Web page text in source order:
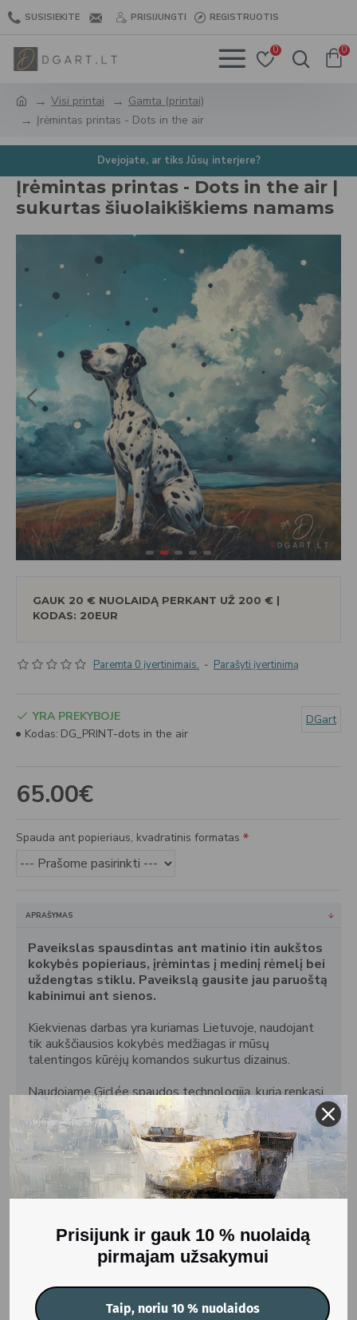
SUSISIEKITE PRISIJUNGTI REGISTRUOTIS
0 0
Visi printai
Gamta (printai)
Įrėmintas printas - Dots in the air
Dvejojate, ar tiks Jūsų interjere?
Įrėmintas printas - Dots in the air |
sukurtas šiuolaikiškiems namams
GAUK 20 € NUOLAIDĄ PERKANT UŽ 200 € |
KODAS: 20EUR
Paremta 0 įvertinimais. - Parašyti įvertinimą
65.00€
YRA PREKYBOJE
Kodas: DG_PRINT-dots in the air
DGart
Spauda ant popieriaus, kvadratinis formatas
APRAŠYMAS
Paveikslas spausdintas ant matinio itin aukštos
kokybės popieriaus, įrėmintas į medinį rėmelį bei
uždengtas stiklu. Paveikslą gausite jau paruoštą
kabinimui ant sienos.
Kiekvienas darbas yra kuriamas Lietuvoje, naudojant
tik aukščiausios kokybės medžiagas ir mūsų
talentingos kūrėjų komandos sukurtus dizainus.
Naudojame Giclée spaudos technologiją, kurią renkasi
profesionalūs menininkai ir fotografai, kad užtikrintume
išskirtinį spalvų tikslumą ir ilgaamžiškumą, suteikdami
matinį efektą. Šią pažangią spaudos technologiją
naudoja galerijos visame pasaulyje tikroms meno
reprodukcijoms kurti. Naudodami rūgšties neturinčius
vandens pagrindo pigmentinius rašalus užtikriname,
kad spalvos išliktų ryškios ilgą laiką.
Gamybos terminas: 5-7 darbo dienos.
SVARBU: Atkreipkite dėmesį, kad spalvos gali šiek
tiek skirtis nuo to, ką matote ekrane.
Prisijunk ir gauk 10 % nuolaidą
pirmajam užsakymui
Taip, noriu 10 % nuolaidos